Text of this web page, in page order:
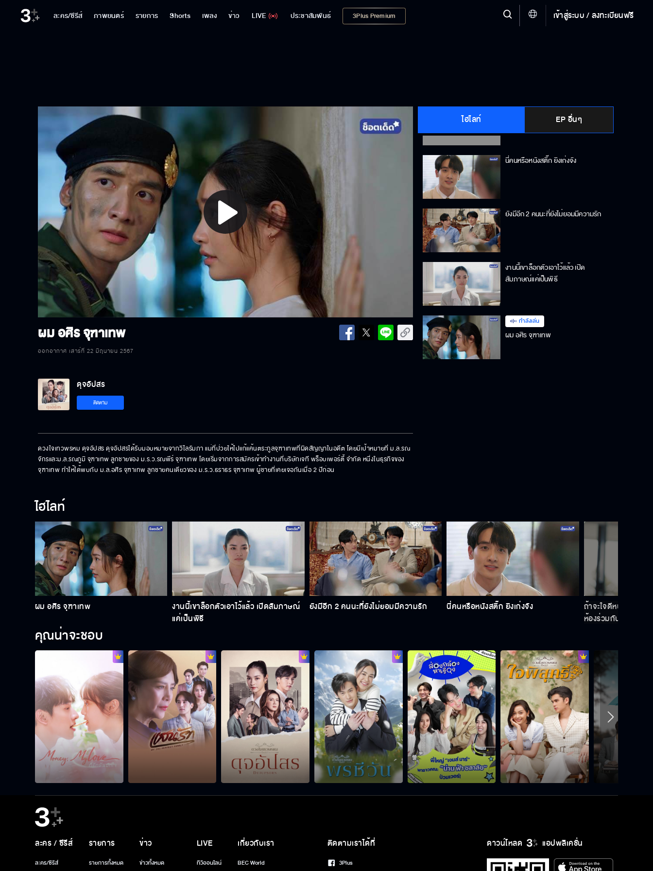
ละคร/ซีรีส์ ภาพยนตร์ รายการ Shorts เพลง ข่าว LIVE ประชาสัมพันธ์ 3Plus Premium เข้าสู่ระบบ / ลงทะเบียนฟรี
Play
Video
ผม อศิร จุฑาเทพ
ออกอากาศ เสาร์ที่ 22 มิถุนายน 2567
ไฮไลท์ EP อื่นๆ
ถ้าจะใจดีหน่อยก็คิดเสียว่าเราเป็น
นี่คนหรือหนังสติ๊ก ยิงเก่งจัง
ยังมีอีก 2 คนนะที่ยังไม่ยอมมีความรัก
งานนี้เขาล็อกตัวเอาไว้แล้ว เปิด
สัมภาษณ์แค่เป็นพิธี
กำลังเล่น
ผม อศิร จุฑาเทพ
ดุจอัปสร
ติดตาม
ดวงใจเทวพรหม ดุจอัปสร ดุจอัปสรได้รับมอบหมายจากวิไลรัมภา แม่ที่ป่วยให้ไปแก้แค้นตระกูลจุฑาเทพที่ผิดสัญญาในอดีต โดยมีเป้าหมายที่ ม.ล.รณ
จักรและม.ล.รณภูมิ จุฑาเทพ ลูกชายของ ม.ร.ว.รณพีร์ จุฑาเทพ โดยเริ่มจากการสมัครเข้าทำงานที่บริษัทเจที พร็อบเพอร์ตี้ จำกัด หนึ่งในธุรกิจของ
จุฑาเทพ ทำให้ได้พบกับ ม.ล.อศิร จุฑาเทพ ลูกชายคนเดียวของ ม.ร.ว.ธราธร จุฑาเทพ ผู้ชายที่เคยเจอกันเมื่อ 2 ปีก่อน
ไฮไลท์
ผม อศิร จุฑาเทพ
งานนี้เขาล็อกตัวเอาไว้แล้ว เปิดสัมภาษณ์
แค่เป็นพิธี
ยังมีอีก 2 คนนะที่ยังไม่ยอมมีความรัก นี่คนหรือหนังสติ๊ก ยิงเก่งจัง
ถ้าจะใจดีหน่อยก็คิดเ
ห้องร่วมกัน
คุณน่าจะชอบ
ดาวน์โหลด แอปพลิเคชั่น
ละคร / ซีรีส์
ละคร/ซีรีส์
รายการ
รายการทั้งหมด
ข่าว
ข่าวทั้งหมด
LIVE
ทีวีออนไลน์
เกี่ยวกับเรา
BEC World
ติดตามเราได้ที่
3Plus